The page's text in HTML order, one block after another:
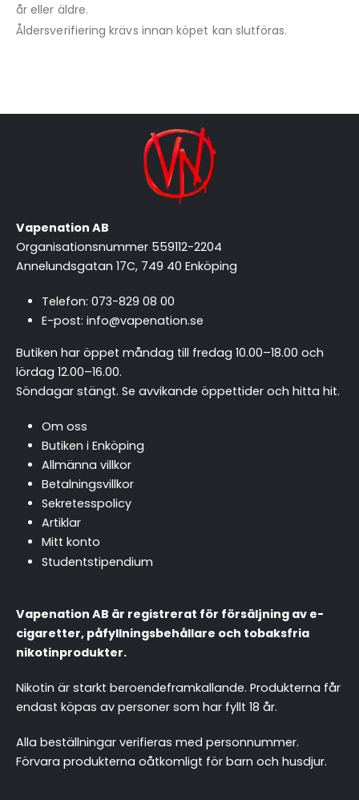
år eller äldre.
Åldersverifiering krävs innan köpet kan slutföras.
Vapenation AB
Organisationsnummer 559112-2204
Annelundsgatan 17C, 749 40 Enköping
Telefon: 073-829 08 00
E-post: info@vapenation.se
Butiken har öppet måndag till fredag 10.00–18.00 och
lördag 12.00–16.00.
Söndagar stängt. Se avvikande öppettider och hitta hit.
Om oss
Butiken i Enköping
Allmänna villkor
Betalningsvillkor
Sekretesspolicy
Artiklar
Mitt konto
Studentstipendium
Vapenation AB är registrerat för försäljning av e-
cigaretter, påfyllningsbehållare och tobaksfria
nikotinprodukter.
Nikotin är starkt beroendeframkallande. Produkterna får
endast köpas av personer som har fyllt 18 år.
Alla beställningar verifieras med personnummer.
Förvara produkterna oåtkomligt för barn och husdjur.